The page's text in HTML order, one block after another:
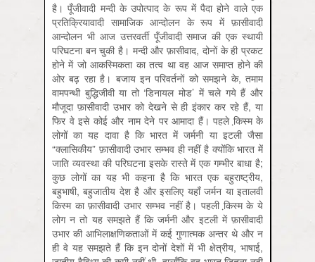
है। पूँजीवादी मन्दी के उपोत्पाद के रूप में पैदा होने वाले एक
प्रतिक्रियावादी सामाजिक आन्दोलन के रूप में फ़ासीवादी
आन्दोलन भी आज उत्तरवर्ती पूँजीवादी समाज की एक स्थायी
परिघटना बन चुकी है। मन्दी और फ़ासीवाद, दोनों के ही प्रकट
होने में जो आकस्मिकता का तत्व था वह आज समाप्त होने की
ओर बढ़ रहा है। बजाय इन परिवर्तनों को समझने के, तमाम
वामपन्थी बुद्धिजीवी या तो ‘डिनायल मोड’ में चले गये हैं और
मौजूदा फ़ासीवादी उभार को देखने से ही इंकार कर रहे हैं, या
फिर वे इसे कोई और नाम देने पर आमादा हैं। पहले कि़स्म के
लोगों का यह दावा है कि भारत में जर्मनी या इटली जैसा
“क्लासिकीय” फ़ासीवादी उभार सम्भव ही नहीं है क्योंकि भारत में
जाति व्यवस्था की परिघटना इसके रास्ते में एक गम्भीर बाधा है;
कुछ लोगों का यह भी कहना है कि भारत एक बहुराष्ट्रीय,
बहुभाषी, बहुजातीय देश है और इसलिए यहाँ जर्मन या इतालवी
कि़स्म का फ़ासीवादी उभार सम्भव नहीं है। पहली कि़स्म के ये
लोग न तो यह समझते हैं कि जर्मनी और इटली में फ़ासीवादी
उभार की आभिलाक्षणिकताओं में कई गुणात्मक अन्तर थे और न
ही वे यह समझते हैं कि इन दोनों देशों में भी क्षेत्रीय, भाषाई,